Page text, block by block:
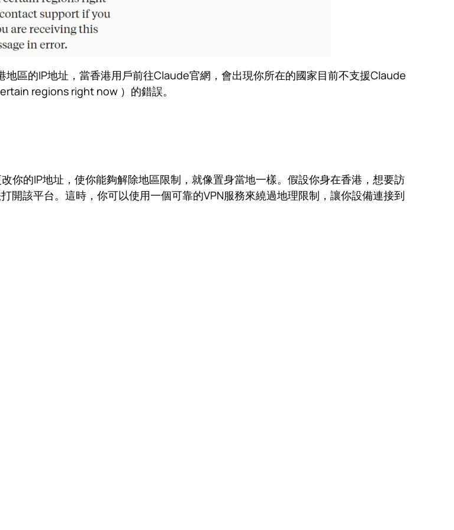
區的IP地址，當香港用戶前往Claude官網，會出現你所在的國家目前不支援Claude
regions right now ）的錯誤。
你的IP地址，使你能夠解除地區限制，就像置身當地一樣。假設你身在香港，想要訪
開該平台。這時，你可以使用一個可靠的VPN服務來繞過地理限制，讓你設備連接到